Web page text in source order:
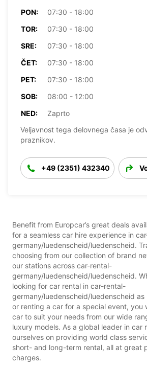
PON:
07:30 - 18:00
TOR:
07:30 - 18:00
SRE:
07:30 - 18:00
ČET:
07:30 - 18:00
PET:
07:30 - 18:00
SOB:
08:00 - 12:00
NED:
Zaprto
Veljavnost tega delovnega časa je
praznikov.
+49 (2351) 432340
Benefit from Europcar’s great deals
for a seamless car hire experience in
germany/luedenscheid/luedenscheid.
choosing from our collection of brand
our stations across car-rental-
germany/luedenscheid/luedenscheid.
looking for car rental in car-rental-
germany/luedenscheid/luedenscheid
or renting a car for a special event, you
car to suit your needs from our wide
luxury models. As a global leader in car
ourselves on providing world class
short- and long-term rental, all at great
charges.